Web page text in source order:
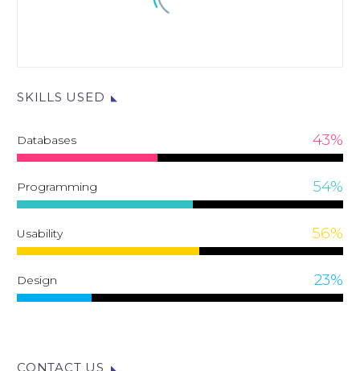
Lorem ipsum dolor sit amet,
eiusmod tempor incididunt ut labore
et dolore magna aliqua. Ut enim ad
exercitation ullamco
Marcus Fields
Marketing Manager
Lorem ipsum dolor sit amet,
consectetur adipisicing elit, sed do
SKILLS USED
Databases 43%
Programming 54%
Usability 56%
Design 23%
CONTACT US